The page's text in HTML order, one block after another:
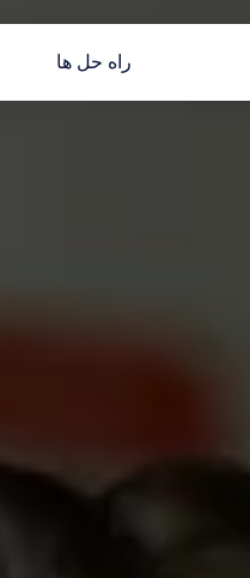
راه حل ها